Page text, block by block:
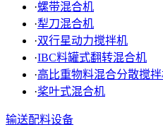
·螺带混合机
·犁刀混合机
·双行星动力搅拌机
·IBC料罐式翻转混合机
·高比重物料混合分散搅
·桨叶式混合机
输送配料设备